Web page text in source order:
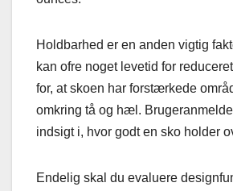
Holdbarhed er en anden vigtig
kan ofre noget levetid for
for, at skoen har forstærkede
omkring tå og hæl.
indsigt i, hvor godt en sko holder
Endelig skal du evaluere